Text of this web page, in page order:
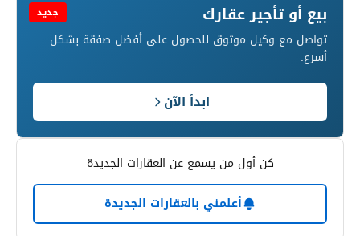
جديد بيع أو تأجير عقارك
تواصل مع وكيل موثوق للحصول على أفضل صفقة بشكل
أسرع.
ابدأ الآن
كن أول من يسمع عن العقارات الجديدة
أعلمني بالعقارات الجديدة